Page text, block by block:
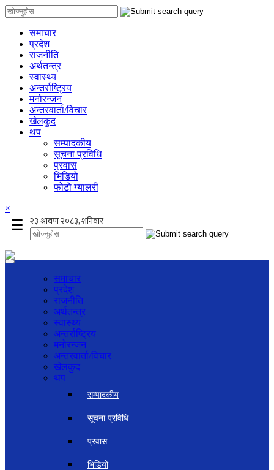
समाचार
प्रदेश
राजनीति
अर्थतन्त्र
स्वास्थ्य
अन्तर्राष्ट्रिय
मनोरन्जन
अन्तरवार्ता/विचार
खेलकुद
थप
सम्पादकीय
सूचना प्रविधि
प्रवास
भिडियो
फोटो ग्यालरी
×
☰
समाचार
प्रदेश
राजनीति
अर्थतन्त्र
स्वास्थ्य
अन्तर्राष्ट्रिय
मनोरन्जन
अन्तरवार्ता/विचार
खेलकुद
थप
सम्पादकीय
सूचना प्रविधि
प्रवास
भिडियो